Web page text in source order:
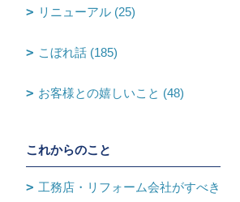
リニューアル (25)
こぼれ話 (185)
お客様との嬉しいこと (48)
これからのこと
工務店・リフォーム会社がすべき